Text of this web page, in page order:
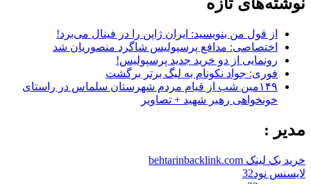
نوشته‌های تازه
از قول من بنویسید: ایران ژاپن را در فینال می‌برد!
اختصاصی: مدافع پرسپولیس شاگرد منصوریان شد
رونمایی از دو خرید جدید پرسپولیس!
فوری: جواد نکونام به لیگ برتر برگشت
۱۴۹مین شب از قیام مردم شهرستان سلماس در راستای
خونخواهی رهبر شهید + تصاویر
مدیر :
خرید بک لینک behtarinbacklink.com
لایسنس نود32